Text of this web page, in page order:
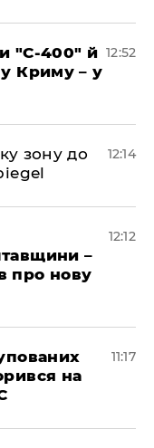
"С-400" й
Криму – у
12:52
зону до
12:14
–
про нову
12:12
на
11:17